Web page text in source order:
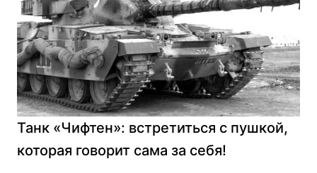
Танк «Чифтен»: встретиться с пушкой,
которая говорит сама за себя!